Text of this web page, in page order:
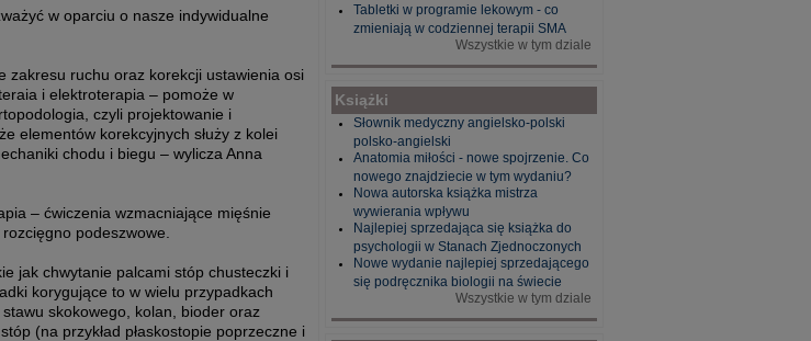
w oparciu o nasze indywidualne
zakresu ruchu oraz korekcji ustawienia osi
i elektroterapia – pomoże w
czyli projektowanie i
elementów korekcyjnych służy z kolei
chodu i biegu – wylicza Anna
– ćwiczenia wzmacniające mięśnie
podeszwowe.
jak chwytanie palcami stóp chusteczki i
korygujące to w wielu przypadkach
skokowego, kolan, bioder oraz
(na przykład płaskostopie poprzeczne i
Tabletki w programie lekowym - co
zmieniają w codziennej terapii SMA
Wszystkie w tym dziale
Książki
Słownik medyczny angielsko-polski
polsko-angielski
Anatomia miłości - nowe spojrzenie. Co
nowego znajdziecie w tym wydaniu?
Nowa autorska książka mistrza
wywierania wpływu
Najlepiej sprzedająca się książka do
psychologii w Stanach Zjednoczonych
Nowe wydanie najlepiej sprzedającego
się podręcznika biologii na świecie
Wszystkie w tym dziale